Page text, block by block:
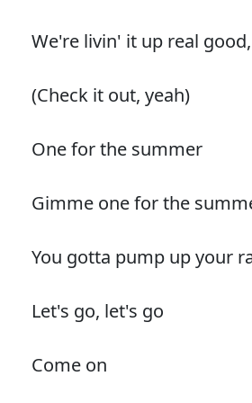
We're livin' it up real
(Check it out, yeah)
One for the summer
Gimme one for the
You gotta pump up your
Let's go, let's go
Come on